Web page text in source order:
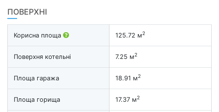
ПОВЕРХНІ
Корисна площа 125.72 м2
Поверхня котельні 7.25 м2
Площа гаража 18.91 м2
Площа горища 17.37 м2